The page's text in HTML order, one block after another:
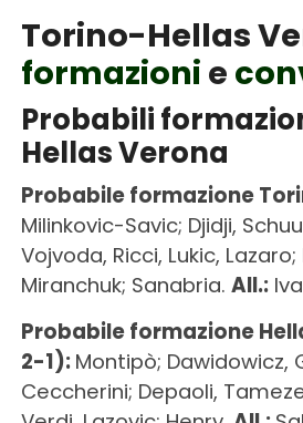
Torino-Hellas
formazioni e
Probabili
Hellas Verona
Probabile formazione
Milinkovic-Savic; Djidji,
Vojvoda, Ricci, Lukic,
Miranchuk; Sanabria. All.:
Probabile formazione
2-1): Montipò; Dawidowicz,
Ceccherini; Depaoli,